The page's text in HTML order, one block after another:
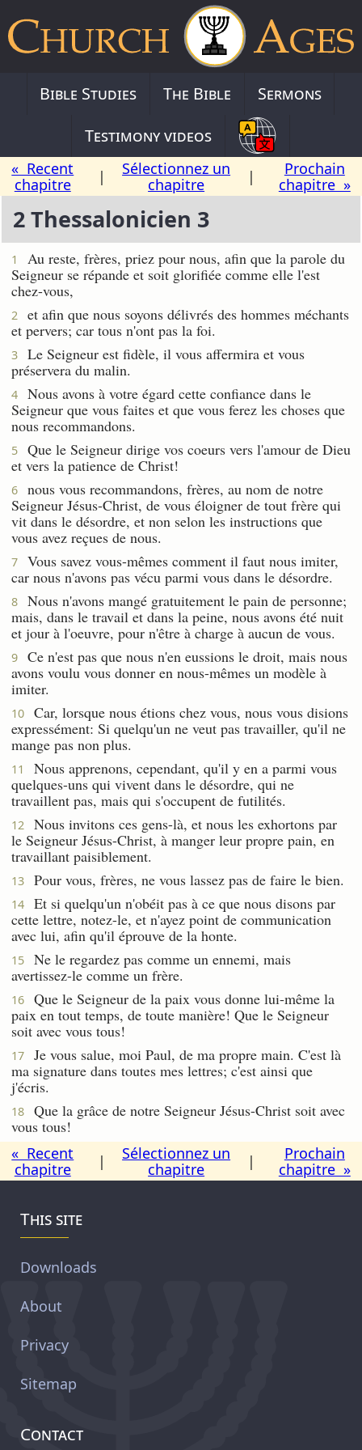
Bible Studies The Bible
Sermons
Testimony videos
« Recent
chapitre
|
Sélectionnez un
chapitre
|
Prochain
chapitre »
2 Thessalonicien 3
1
Au reste, frères, priez pour nous, afin que la parole du
Seigneur se répande et soit glorifiée comme elle l'est
chez-vous,
2
et afin que nous soyons délivrés des hommes méchants
et pervers; car tous n'ont pas la foi.
3
Le Seigneur est fidèle, il vous affermira et vous
préservera du malin.
4
Nous avons à votre égard cette confiance dans le
Seigneur que vous faites et que vous ferez les choses que
nous recommandons.
5
Que le Seigneur dirige vos coeurs vers l'amour de Dieu
et vers la patience de Christ!
6
nous vous recommandons, frères, au nom de notre
Seigneur Jésus-Christ, de vous éloigner de tout frère qui
vit dans le désordre, et non selon les instructions que
vous avez reçues de nous.
7
Vous savez vous-mêmes comment il faut nous imiter,
car nous n'avons pas vécu parmi vous dans le désordre.
8
Nous n'avons mangé gratuitement le pain de personne;
mais, dans le travail et dans la peine, nous avons été nuit
et jour à l'oeuvre, pour n'être à charge à aucun de vous.
9
Ce n'est pas que nous n'en eussions le droit, mais nous
avons voulu vous donner en nous-mêmes un modèle à
imiter.
10
Car, lorsque nous étions chez vous, nous vous disions
expressément: Si quelqu'un ne veut pas travailler, qu'il ne
mange pas non plus.
11
Nous apprenons, cependant, qu'il y en a parmi vous
quelques-uns qui vivent dans le désordre, qui ne
travaillent pas, mais qui s'occupent de futilités.
12
Nous invitons ces gens-là, et nous les exhortons par
le Seigneur Jésus-Christ, à manger leur propre pain, en
travaillant paisiblement.
13 Pour vous, frères, ne vous lassez pas de faire le bien.
14
Et si quelqu'un n'obéit pas à ce que nous disons par
cette lettre, notez-le, et n'ayez point de communication
avec lui, afin qu'il éprouve de la honte.
15
Ne le regardez pas comme un ennemi, mais
avertissez-le comme un frère.
16
Que le Seigneur de la paix vous donne lui-même la
paix en tout temps, de toute manière! Que le Seigneur
soit avec vous tous!
17
Je vous salue, moi Paul, de ma propre main. C'est là
ma signature dans toutes mes lettres; c'est ainsi que
j'écris.
18
Que la grâce de notre Seigneur Jésus-Christ soit avec
vous tous!
« Recent
chapitre
|
Sélectionnez un
chapitre
|
Prochain
chapitre »
This site
Downloads
About
Privacy
Sitemap
Contact